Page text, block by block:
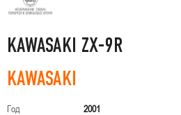
KAWASAKI ZX-9R
KAWASAKI
Год
2001